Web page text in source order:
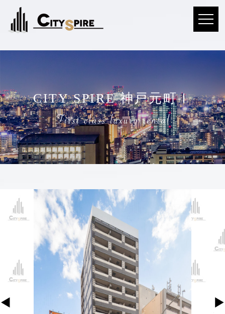
CITY SPIRE 神戸元町Ⅰ